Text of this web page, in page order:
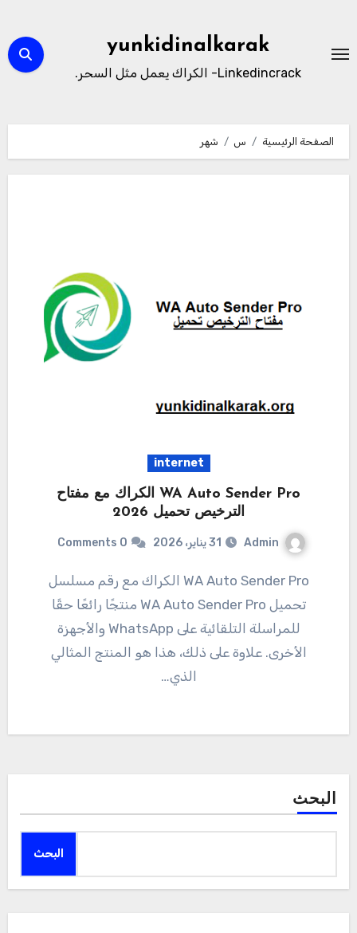
المحتوى
yunkidinalkarak
Linkedincrack- الكراك يعمل مثل السحر.
الصفحة الرئيسية س شهر
internet
WA Auto Sender Pro الكراك مع مفتاح
الترخيص تحميل 2026
Admin 31 يناير، 2026 0 Comments
WA Auto Sender Pro الكراك مع رقم مسلسل
تحميل WA Auto Sender Pro منتجًا رائعًا حقًا
للمراسلة التلقائية على WhatsApp والأجهزة
الأخرى. علاوة على ذلك، هذا هو المنتج المثالي
الذي…
البحث
البحث